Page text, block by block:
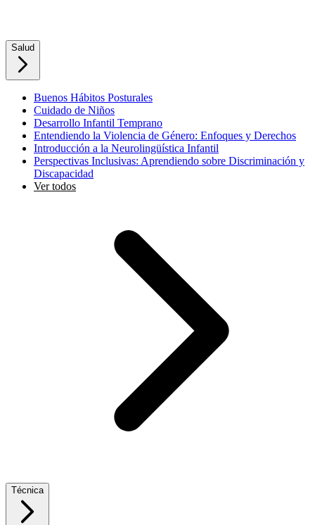
Salud
Buenos Hábitos Posturales
Cuidado de Niños
Desarrollo Infantil Temprano
Entendiendo la Violencia de Género: Enfoques y Derechos
Introducción a la Neurolingüística Infantil
Perspectivas Inclusivas: Aprendiendo sobre Discriminación y
Discapacidad
Ver todos
Técnica